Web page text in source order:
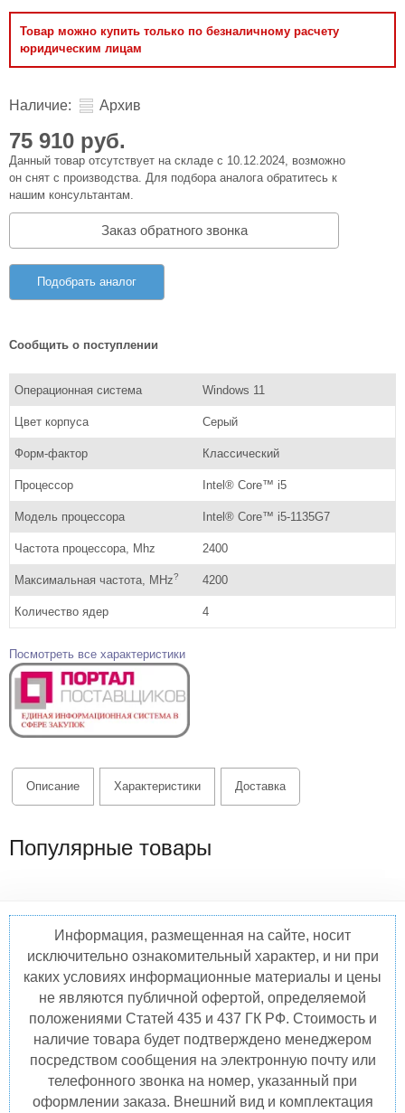
Товар можно купить только по безналичному расчету
юридическим лицам
Наличие: Архив
75 910 руб.
Данный товар отсутствует на складе с 10.12.2024, возможно
он снят с производства. Для подбора аналога обратитесь к
нашим консультантам.
Заказ обратного звонка
Подобрать аналог
Сообщить о поступлении
Операционная система Windows 11
Цвет корпуса Серый
Форм-фактор Классический
Процессор Intel® Core™ i5
Модель процессора Intel® Core™ i5-1135G7
Частота процессора, Mhz 2400
Максимальная частота, MHz? 4200
Количество ядер 4
Посмотреть все характеристики
Описание Характеристики Доставка
Популярные товары
Информация, размещенная на сайте, носит
исключительно ознакомительный характер, и ни при
каких условиях информационные материалы и цены
не являются публичной офертой, определяемой
положениями Статей 435 и 437 ГК РФ. Стоимость и
наличие товара будет подтверждено менеджером
посредством сообщения на электронную почту или
телефонного звонка на номер, указанный при
оформлении заказа. Внешний вид и комплектация